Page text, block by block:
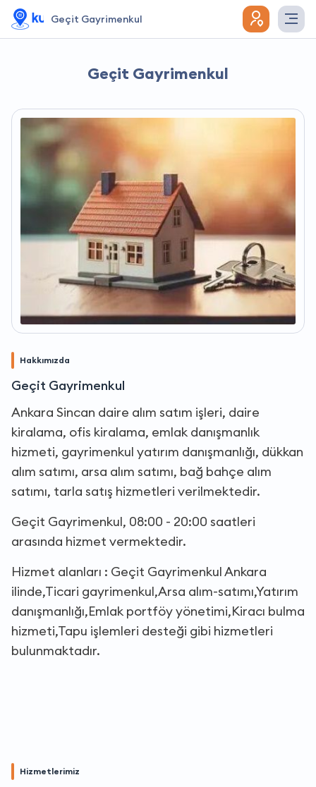
Geçit Gayrimenkul
Geçit Gayrimenkul
Hakkımızda
Geçit Gayrimenkul
Ankara Sincan daire alım satım işleri, daire
kiralama, ofis kiralama, emlak danışmanlık
hizmeti, gayrimenkul yatırım danışmanlığı, dükkan
alım satımı, arsa alım satımı, bağ bahçe alım
satımı, tarla satış hizmetleri verilmektedir.
Geçit Gayrimenkul, 08:00 - 20:00 saatleri
arasında hizmet vermektedir.
Hizmet alanları : Geçit Gayrimenkul Ankara
ilinde,Ticari gayrimenkul,Arsa alım-satımı,Yatırım
danışmanlığı,Emlak portföy yönetimi,Kiracı bulma
hizmeti,Tapu işlemleri desteği gibi hizmetleri
bulunmaktadır.
Hizmetlerimiz